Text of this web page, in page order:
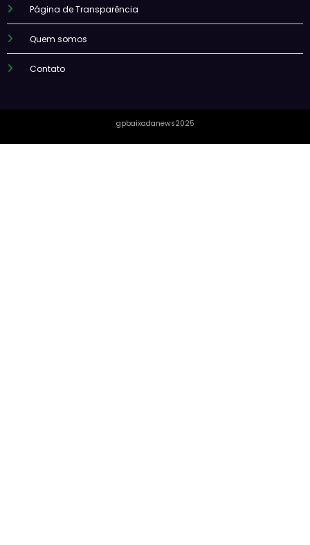
Página de Transparência
Quem somos
Contato
gpbaixadanews2025